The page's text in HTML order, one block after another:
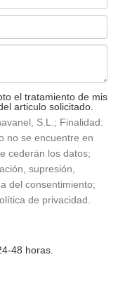
el tratamiento de mis
articulo solicitado.
S.L.; Finalidad:
no se encuentre en
cederán los datos;
supresión,
del consentimiento;
de privacidad.
48 horas.